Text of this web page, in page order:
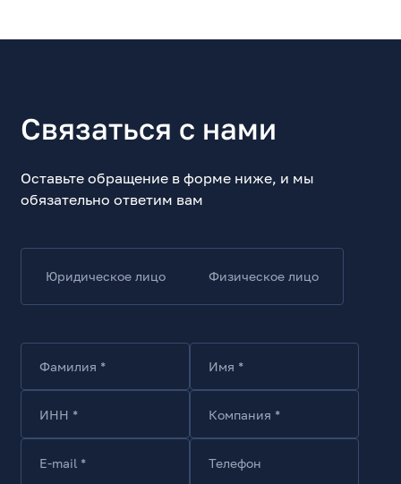
4000:1
16.7
Угол обзора по горизонтали, град.
Угол обзора по вертикали, град.
Время отклика, минимальное, мс
1
Частота обновления, Гц
165
Поддержка HDR
Да
Связаться с нами
Оставьте обращение в форме ниже, и мы
обязательно ответим вам
Юридическое лицо Физическое лицо
Фамилия * Имя *
ИНН * Компания *
E-mail * Телефон